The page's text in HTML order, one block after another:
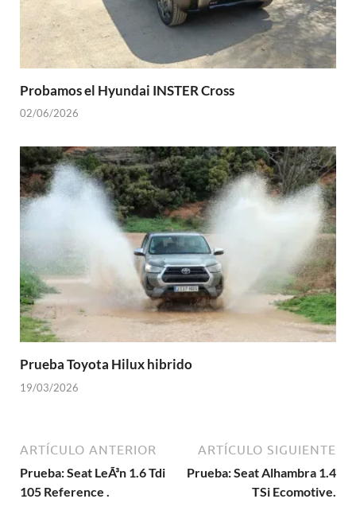
Probamos el Hyundai INSTER Cross
02/06/2026
Prueba Toyota Hilux hibrido
19/03/2026
ARTÍCULO ANTERIOR
Prueba: Seat LeÃ³n 1.6 Tdi
105 Reference .
ARTÍCULO SIGUIENTE
Prueba: Seat Alhambra 1.4
TSi Ecomotive.